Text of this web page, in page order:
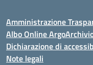
Amministrazione
Albo Online Argo
Dichiarazione di
Note legali